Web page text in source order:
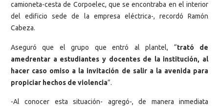
camioneta-cesta de Corpoelec, que se encontraba en el interior
del edificio sede de la empresa eléctrica-, recordó Ramón
Cabeza.
Aseguró que el grupo que entró al plantel, “trató de
amedrentar a estudiantes y docentes de la institución, al
hacer caso omiso a la invitación de salir a la avenida para
propiciar hechos de violencia”.
-Al conocer esta situación- agregó-, de manera inmediata